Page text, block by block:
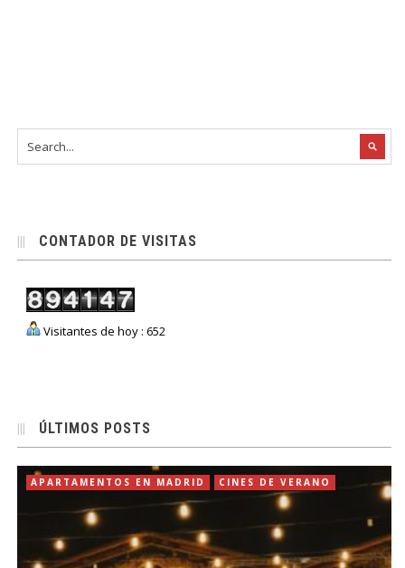
CONTADOR DE VISITAS
Visitantes de hoy : 652
ÚLTIMOS POSTS
APARTAMENTOS EN MADRID CINES DE VERANO